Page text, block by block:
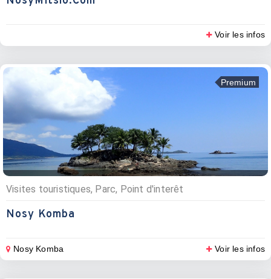
Voir les infos
Premium
Visites touristiques, Parc, Point d'interêt
Nosy Komba
Nosy Komba Voir les infos